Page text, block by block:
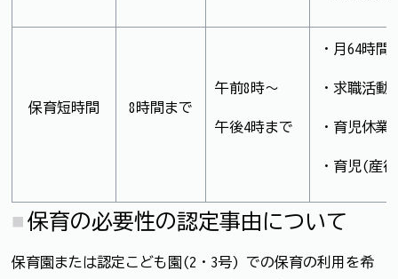
保育短時間 8時間まで
午前8時～
午後4時まで
・月64時
・求職活動
・育児休
・育児(産
保育の必要性の認定事由について
保育園または認定こども園(2・3号) での保育の利用を希